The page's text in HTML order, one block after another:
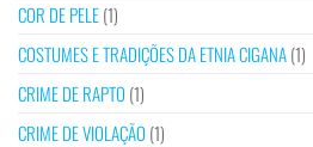
COR DE PELE(1)
COSTUMES E TRADIÇÕES DA ETNIA CIGANA(1)
CRIME DE RAPTO (1)
CRIME DE VIOLAÇÃO (1)